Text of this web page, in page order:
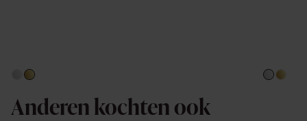
Anderen kochten ook